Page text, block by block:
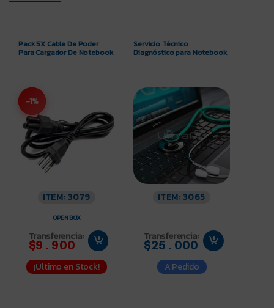
Pack 5X Cable De Poder
Para Cargador De Notebook
-1%
ITEM: 3079
OPEN BOX
Transferencia:
$9.900
¡Último en Stock!
Servicio Técnico
Diagnóstico para Notebook
ITEM: 3065
Transferencia:
$25.000
A Pedido